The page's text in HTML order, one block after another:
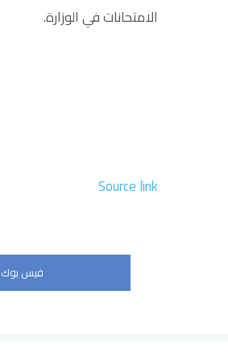
الامتحانات في الوزارة.
Source link
فيس بوك